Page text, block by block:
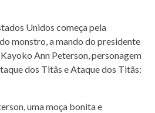
Unidos começa pela
monstro, a mando do presidente
Ann Peterson, personagem
dos Titãs e Ataque dos Titãs:
uma moça bonita e